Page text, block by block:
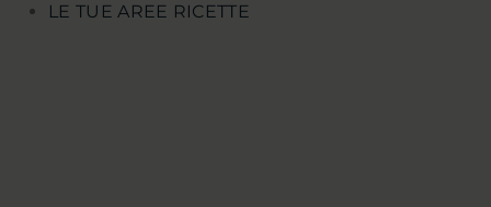
LE TUE AREE RICETTE